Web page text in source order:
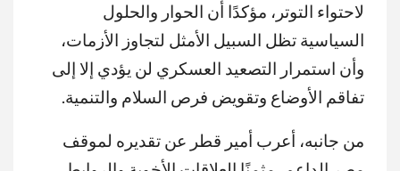
لاحتواء التوتر، مؤكدًا أن الحوار والحلول
السياسية تظل السبيل الأمثل لتجاوز الأزمات،
وأن استمرار التصعيد العسكري لن يؤدي إلا إلى
تفاقم الأوضاع وتقويض فرص السلام والتنمية.
من جانبه، أعرب أمير قطر عن تقديره لموقف